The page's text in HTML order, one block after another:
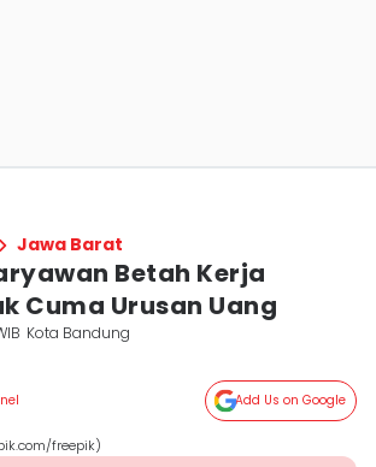
Jawa Barat
Betah Kerja
Cuma Urusan Uang
Kota Bandung
Add Us on Google
freepik)